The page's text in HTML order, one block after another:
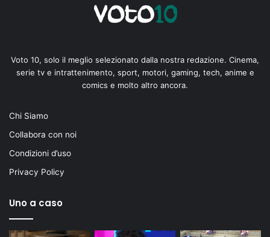
Voto 10, solo il meglio selezionato dalla nostra redazione. Cinema,
serie tv e intrattenimento, sport, motori, gaming, tech, anime e
comics e molto altro ancora.
Chi Siamo
Collabora con noi
Condizioni d’uso
Privacy Policy
Uno a caso